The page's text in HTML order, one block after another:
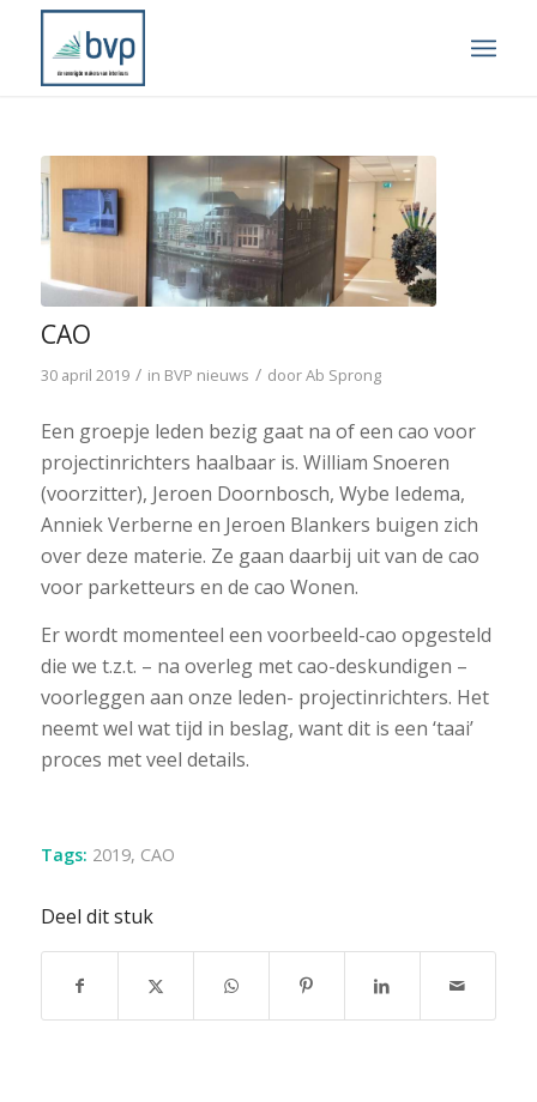
CAO
30 april 2019 / in BVP nieuws / doorAb Sprong
Een groepje leden bezig gaat na of een cao voor
projectinrichters haalbaar is. William Snoeren
(voorzitter), Jeroen Doornbosch, Wybe Iedema,
Anniek Verberne en Jeroen Blankers buigen zich
over deze materie. Ze gaan daarbij uit van de cao
voor parketteurs en de cao Wonen.
Er wordt momenteel een voorbeeld-cao opgesteld
die we t.z.t. – na overleg met cao-deskundigen –
voorleggen aan onze leden- projectinrichters. Het
neemt wel wat tijd in beslag, want dit is een ‘taai’
proces met veel details.
Tags: 2019, CAO
Deel dit stuk